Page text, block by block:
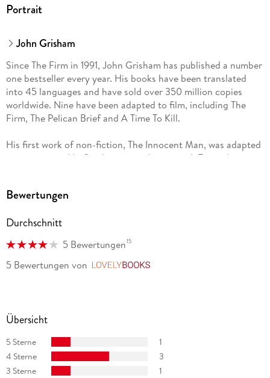
Portrait
John Grisham
Since The Firm in 1991, John Grisham has published a number
one bestseller every year. His books have been translated
into 45 languages and have sold over 350 million copies
worldwide. Nine have been adapted to film, including The
Firm, The Pelican Brief and A Time To Kill.
His first work of non-fiction, The Innocent Man, was adapted
into a six-part Netflix docuseries; his second, Framed,
Fiction and was distinguished with the Library of Congress
Creative Achievement Award for Fiction.
John lives on a farm in central Virginia.
Bewertungen
Durchschnitt
5 Bewertungen15
5 Bewertungen von
Übersicht
5 Sterne
1
4 Sterne
3
3 Sterne
1